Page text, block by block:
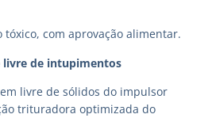
tóxico, com aprovação alimentar.
de intupimentos
livre de sólidos do impulsor
trituradora optimizada do